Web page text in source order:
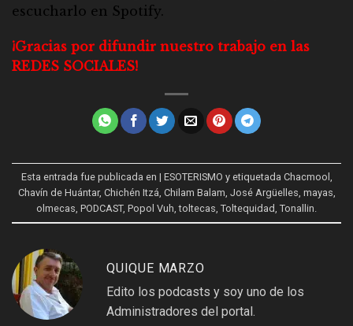
escucharlo en Spotify.
¡Gracias por difundir nuestro trabajo en las
REDES SOCIALES!
Esta entrada fue publicada en | ESOTERISMO y etiquetada Chacmool
Chavín de Huántar, Chichén Itzá Chilam Balam José Argüelles mayas
olmecas PODCAST, Popol Vuh ,toltecas Toltequidad Tonallin
QUIQUE MARZO
Edito los podcasts y soy uno de los
Administradores del portal.